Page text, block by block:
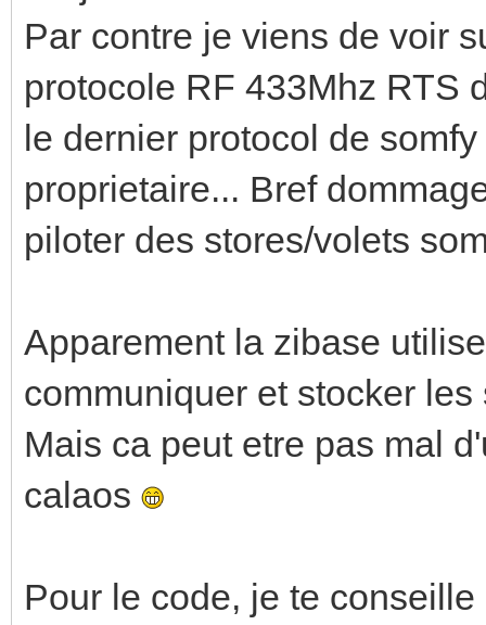
Par contre je viens de voir
protocole RF 433Mhz RTS
le dernier protocol de
proprietaire... Bref
piloter des stores/volets
Apparement la zibase
communiquer et stocker
Mais ca peut etre pas mal
calaos
Pour le code, je te